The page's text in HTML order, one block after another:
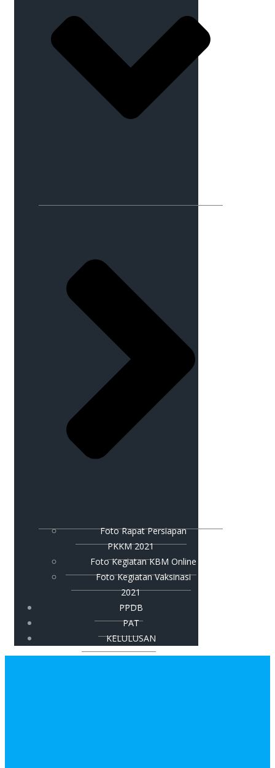
Foto Rapat Persiapan
PKKM 2021
Foto Kegiatan KBM Online
Foto Kegiatan Vaksinasi
2021
PPDB
PAT
KELULUSAN